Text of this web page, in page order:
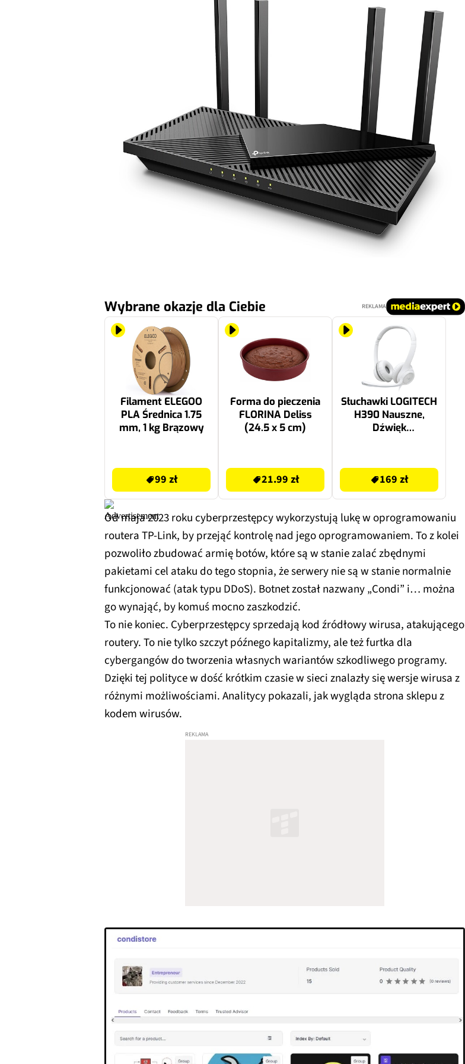
Wybrane okazje dla Ciebie REKLAMA
Filament ELEGOO
PLA Średnica 1.75
mm, 1 kg Brązowy
99 zł
Forma do pieczenia
FLORINA Deliss
(24.5 x 5 cm)
21.99 zł
Słuchawki LOGITECH
H390 Nauszne,
Dźwięk
169 zł
Od maja 2023 roku cyberprzestępcy wykorzystują lukę w oprogramowaniu
routera TP-Link, by przejąć kontrolę nad jego oprogramowaniem. To z kolei
pozwoliło zbudować armię botów, które są w stanie zalać zbędnymi
pakietami cel ataku do tego stopnia, że serwery nie są w stanie normalnie
funkcjonować (atak typu DDoS). Botnet został nazwany „Condi” i… można
go wynająć, by komuś mocno zaszkodzić.
To nie koniec. Cyberprzestępcy sprzedają kod źródłowy wirusa, atakującego
routery. To nie tylko szczyt późnego kapitalizmy, ale też furtka dla
cybergangów do tworzenia własnych wariantów szkodliwego programy.
Dzięki tej polityce w dość krótkim czasie w sieci znalazły się wersje wirusa z
różnymi możliwościami. Analitycy pokazali, jak wygląda strona sklepu z
kodem wirusów.